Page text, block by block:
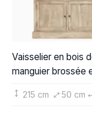
Vaisselier en bois
manguier brossée
215 cm 50 cm